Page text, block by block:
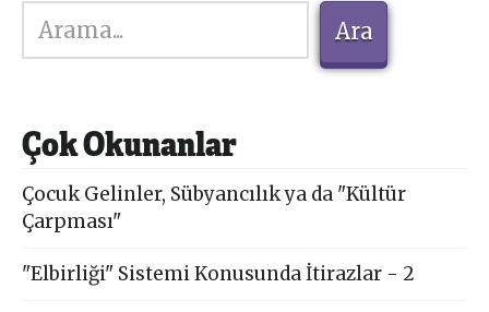
Ara
Ara
Çok Okunanlar
Çocuk Gelinler, Sübyancılık ya da "Kültür
Çarpması"
"Elbirliği" Sistemi Konusunda İtirazlar - 2